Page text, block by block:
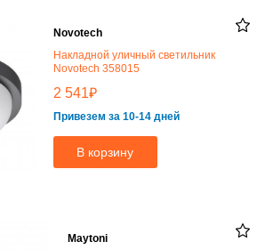
Novotech
Накладной уличный светильник
Novotech 358015
2 541₽
Привезем за 10-14 дней
В корзину
Maytoni